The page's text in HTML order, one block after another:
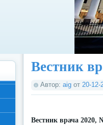
Вестник
Автор: aig от 20-12-
Вестник врача 2020,